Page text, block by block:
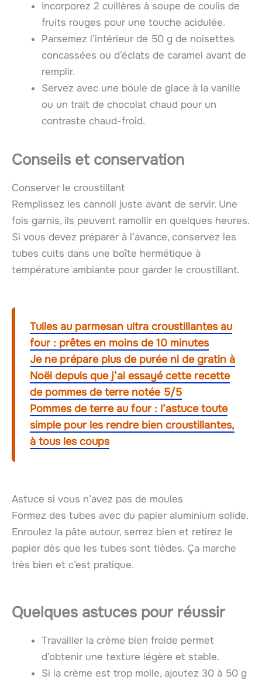
Incorporez 2 cuillères à soupe de coulis de
fruits rouges pour une touche acidulée.
Parsemez l’intérieur de 50 g de noisettes
concassées ou d’éclats de caramel avant de
remplir.
Servez avec une boule de glace à la vanille
ou un trait de chocolat chaud pour un
contraste chaud-froid.
Conseils et conservation
Conserver le croustillant
Remplissez les cannoli juste avant de servir. Une
fois garnis, ils peuvent ramollir en quelques heures.
Si vous devez préparer à l’avance, conservez les
tubes cuits dans une boîte hermétique à
température ambiante pour garder le croustillant.
Tuiles au parmesan ultra croustillantes au
four : prêtes en moins de 10 minutes
Je ne prépare plus de purée ni de gratin à
Noël depuis que j’ai essayé cette recette
de pommes de terre notée 5/5
Pommes de terre au four : l’astuce toute
simple pour les rendre bien croustillantes,
à tous les coups
Astuce si vous n’avez pas de moules
Formez des tubes avec du papier aluminium solide.
Enroulez la pâte autour, serrez bien et retirez le
papier dès que les tubes sont tièdes. Ça marche
très bien et c’est pratique.
Quelques astuces pour réussir
Travailler la crème bien froide permet
d’obtenir une texture légère et stable.
Si la crème est trop molle, ajoutez 30 à 50 g